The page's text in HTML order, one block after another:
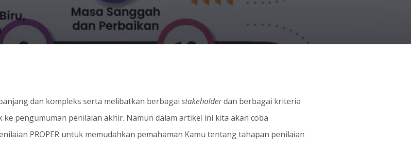
dan kompleks serta melibatkan berbagai stakeholderdan berbagai kriteria
pengumuman penilaian akhir. Namun dalam artikel ini kita akan coba
PROPER untuk memudahkan pemahaman Kamu tentang tahapan penilaian